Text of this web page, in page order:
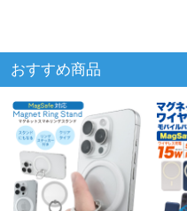
おすすめ商品